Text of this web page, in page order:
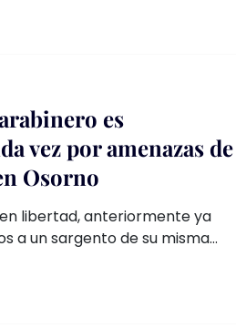
es
vez por amenazas de
Osorno
libertad, anteriormente ya
a un sargento de su misma
contra el funcionario.